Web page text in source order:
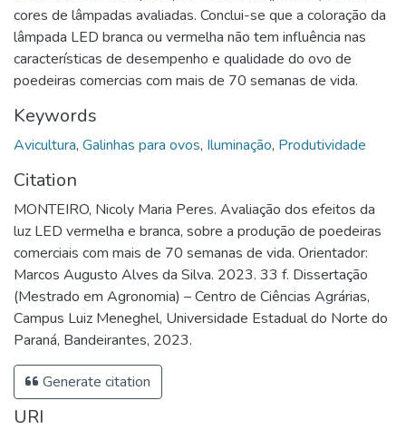
cores de lâmpadas avaliadas. Conclui-se que a coloração da
lâmpada LED branca ou vermelha não tem influência nas
características de desempenho e qualidade do ovo de
poedeiras comercias com mais de 70 semanas de vida.
Keywords
Avicultura, Galinhas para ovos, Iluminação, Produtividade
Citation
MONTEIRO, Nicoly Maria Peres. Avaliação dos efeitos da
luz LED vermelha e branca, sobre a produção de poedeiras
comerciais com mais de 70 semanas de vida. Orientador:
Marcos Augusto Alves da Silva. 2023. 33 f. Dissertação
(Mestrado em Agronomia) – Centro de Ciências Agrárias,
Campus Luiz Meneghel, Universidade Estadual do Norte do
Paraná, Bandeirantes, 2023.
Generate citation
URI